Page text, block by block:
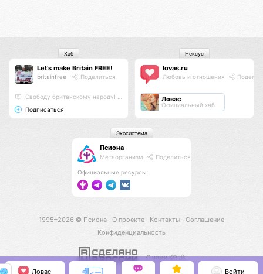
Let’s make Britain FREE!
britainfree Поделиться
Свободу британскому народу! #letsmakebritainfree #lmbf
Подписаться
Хаб
lovas.ru
Любовь и отношения
Ловас
Официальный хаб
Нексус
Псиона
Метаорганизм Поделиться
Официальные ресурсы:
Экосистема
1995–2026 © Псиона О проекте Контакты
Соглашение
Конфиденциальность
С нами КО 🕉️
Ловас Войти